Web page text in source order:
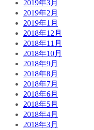
2019年3月
2019年2月
2019年1月
2018年12月
2018年11月
2018年10月
2018年9月
2018年8月
2018年7月
2018年6月
2018年5月
2018年4月
2018年3月